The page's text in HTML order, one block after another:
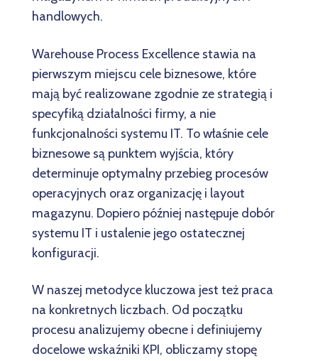
handlowych.
Warehouse Process Excellence stawia na
pierwszym miejscu cele biznesowe, które
mają być realizowane zgodnie ze strategią i
specyfiką działalności firmy, a nie
funkcjonalności systemu IT. To właśnie cele
biznesowe są punktem wyjścia, który
determinuje optymalny przebieg procesów
operacyjnych oraz organizację i layout
magazynu. Dopiero później następuje dobór
systemu IT i ustalenie jego ostatecznej
konfiguracji.
W naszej metodyce kluczowa jest też praca
na konkretnych liczbach. Od początku
procesu analizujemy obecne i definiujemy
docelowe wskaźniki KPI, obliczamy stopę